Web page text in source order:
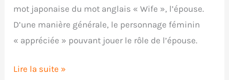
mot japonaise du mot anglais « Wife », l’épouse.
D’une manière générale, le personnage féminin
« appréciée » pouvant jouer le rôle de l’épouse.
Critique
Lire la suite »